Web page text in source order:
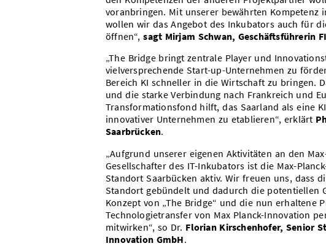
voranbringen. Mit unserer bewährten
wollen wir das Angebot des Inkubators auch für
öffnen“,sagt Mirjam Schwan, Geschäftsführerin
„The Bridge bringt zentrale Player und
vielversprechende Start-up-Unternehmen zu
Bereich KI schneller in die Wirtschaft zu bringen.
und die starke Verbindung nach Frankreich und
Transformationsfond hilft, das Saarland als eine
innovativer Unternehmen zu etablieren“, erklärt
Saarbrücken.
„Aufgrund unserer eigenen Aktivitäten an den
Gesellschafter des IT-Inkubators ist die Max-
Standort Saarbücken aktiv. Wir freuen uns, dass
Standort gebündelt und dadurch die potentiellen
Konzept von „The Bridge“ und die nun erhaltene
Technologietransfer von Max Planck-Innovation
mitwirken“, so Dr. Florian Kirschenhofer, Senior
Innovation GmbH.